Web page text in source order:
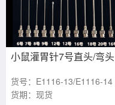
小鼠灌胃针7号直头/弯头
货号：E1116-13/E1116-14
货期：现货